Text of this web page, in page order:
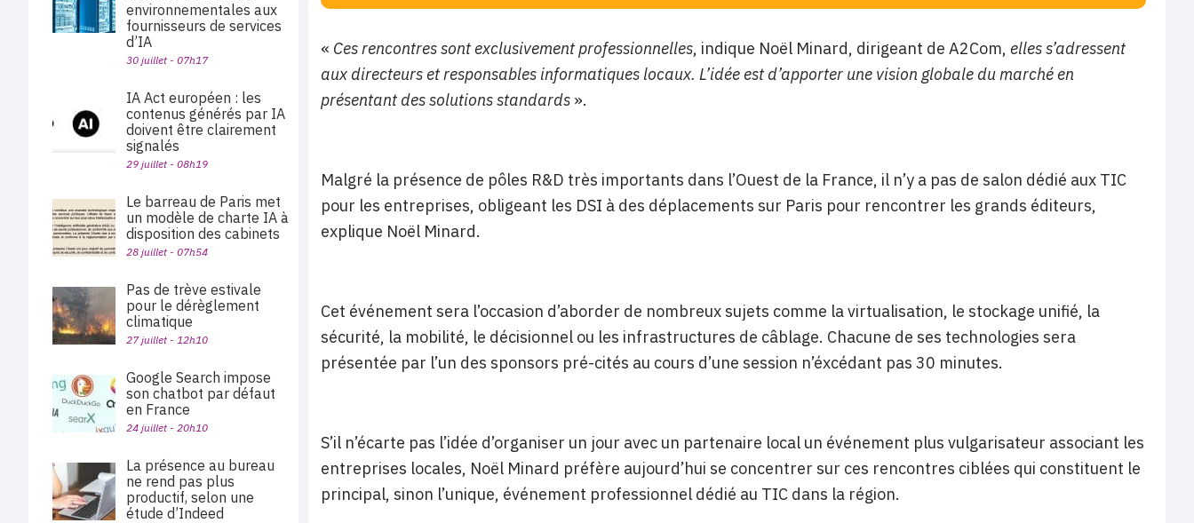
« Ces rencontres sont exclusivement professionnelles, indique Noël Minard, dirigeant de A2Com, elles s’adressent
aux directeurs et responsables informatiques locaux. L’idée est d’apporter une vision globale du marché en
présentant des solutions standards ».
Malgré la présence de pôles R&D très importants dans l’Ouest de la France, il n’y a pas de salon dédié aux TIC
pour les entreprises, obligeant les DSI à des déplacements sur Paris pour rencontrer les grands éditeurs,
explique Noël Minard.
Cet événement sera l’occasion d’aborder de nombreux sujets comme la virtualisation, le stockage unifié, la
sécurité, la mobilité, le décisionnel ou les infrastructures de câblage. Chacune de ses technologies sera
présentée par l’un des sponsors pré-cités au cours d’une session n’éxcédant pas 30 minutes.
S’il n’écarte pas l’idée d’organiser un jour avec un partenaire local un événement plus vulgarisateur associant les
entreprises locales, Noël Minard préfère aujourd’hui se concentrer sur ces rencontres ciblées qui constituent le
principal, sinon l’unique, événement professionnel dédié au TIC dans la région.
environnementales aux
fournisseurs de services
d’IA
30 juillet - 07h17
IA Act européen : les
contenus générés par IA
doivent être clairement
signalés
29 juillet - 08h19
Le barreau de Paris met
un modèle de charte IA à
disposition des cabinets
28 juillet - 07h54
Pas de trève estivale
pour le dérèglement
climatique
27 juillet - 12h10
Google Search impose
son chatbot par défaut
en France
24 juillet - 20h10
La présence au bureau
ne rend pas plus
productif, selon une
étude d’Indeed